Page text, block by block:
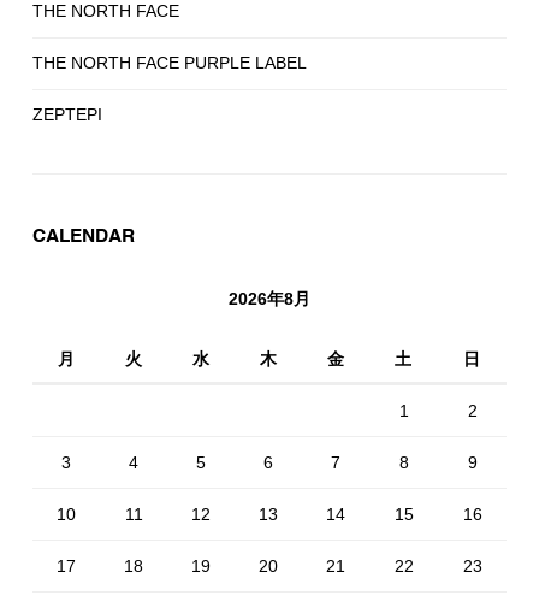
THE NORTH FACE
THE NORTH FACE PURPLE LABEL
ZEPTEPI
CALENDAR
2026年8月
月 火 水 木 金 土 日
1 2
3 4 5 6 7 8 9
10 11 12 13 14 15 16
17 18 19 20 21 22 23